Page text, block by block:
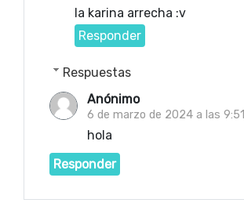
la karina arrecha :v
Responder
Respuestas
Anónimo
6 de marzo de 2024 a las 9:51
hola
Responder